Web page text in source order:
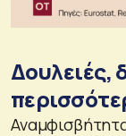
Δουλειές,